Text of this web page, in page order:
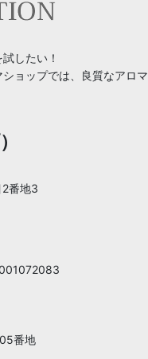
したい！
ョップでは、良質なアロマ
番地3
番地